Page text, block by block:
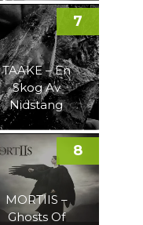
TAAKE – En
Skog Av
Nidstang
7
MORTIIS –
Ghosts Of
8